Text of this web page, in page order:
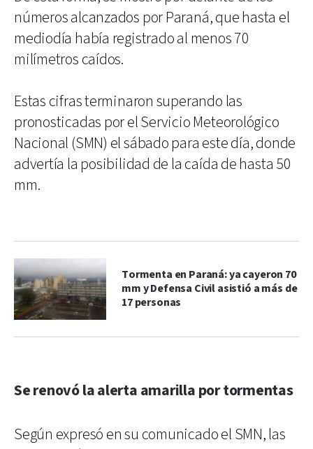
números alcanzados por Paraná, que hasta el
mediodía había registrado al menos 70
milímetros caídos.
Estas cifras terminaron superando las
pronosticadas por el Servicio Meteorológico
Nacional (SMN) el sábado para este día, donde
advertía la posibilidad de la caída de hasta 50
mm.
Tormenta en Paraná: ya cayeron 70
mm y Defensa Civil asistió a más de
17 personas
Se renovó la alerta amarilla por tormentas
Según expresó en su comunicado el SMN, las